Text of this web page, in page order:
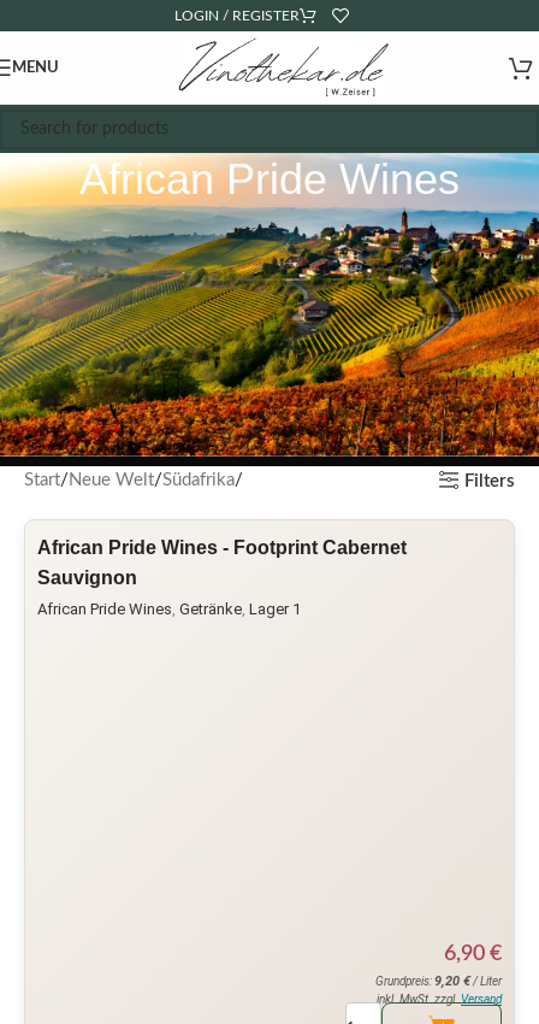
LOGIN / REGISTER
MENU
African Pride Wines
Start Neue Welt Südafrika Filters
African Pride Wines - Footprint Cabernet
Sauvignon
African Pride Wines, Getränke, Lager 1
6,90 €
Grundpreis:9,20 €/ Liter
inkl. MwSt. zzgl. Versand